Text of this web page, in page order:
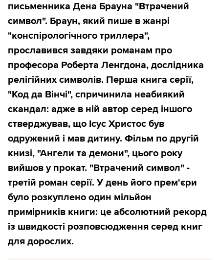
письменника Дена Брауна "Втрачений
символ". Браун, який пише в жанрі
"конспірологічного триллера",
прославився завдяки романам про
професора Роберта Ленгдона, дослідника
релігійних символів. Перша книга серії,
"Код да Вінчі", спричинила неабиякий
скандал: адже в ній автор серед іншого
стверджував, що Ісус Христос був
одружений і мав дитину. Фільм по другій
книзі, "Ангели та демони", цього року
вийшов у прокат. "Втрачений символ" -
третій роман серії. У день його прем'єри
було розкуплено один мільйон
примірників книги: це абсолютний рекорд
із швидкості розповсюдження серед книг
для дорослих.